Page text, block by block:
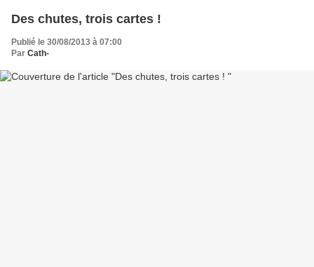
Des chutes, trois cartes !
Publié le 30/08/2013 à 07:00
Par Cath-